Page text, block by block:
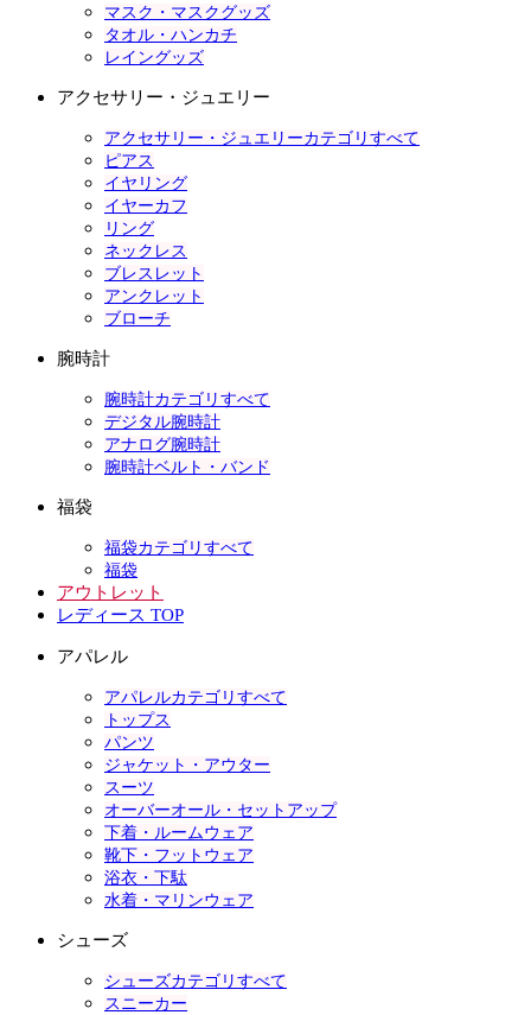
マスク・マスクグッズ
タオル・ハンカチ
レイングッズ
アクセサリー・ジュエリー
アクセサリー・ジュエリーカテゴリすべて
ピアス
イヤリング
イヤーカフ
リング
ネックレス
ブレスレット
アンクレット
ブローチ
腕時計
腕時計カテゴリすべて
デジタル腕時計
アナログ腕時計
腕時計ベルト・バンド
福袋
福袋カテゴリすべて
福袋
アウトレット
レディース TOP
アパレル
アパレルカテゴリすべて
トップス
パンツ
ジャケット・アウター
スーツ
オーバーオール・セットアップ
下着・ルームウェア
靴下・フットウェア
浴衣・下駄
水着・マリンウェア
シューズ
シューズカテゴリすべて
スニーカー